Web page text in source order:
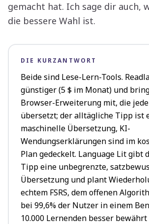
gemacht hat. Ich sage dir auch,
die bessere Wahl ist.
DIE KURZANTWORT
Beide sind Lese-Lern-Tools.
günstiger (5 $ im Monat) und
Browser-Erweiterung mit, die
übersetzt; der alltägliche Tipp ist
maschinelle Übersetzung, KI-
Wendungserklärungen sind im
Plan gedeckelt. Language Lit gibt
Tipp eine unbegrenzte,
Übersetzung und plant
echtem FSRS, dem offenen
bei 99,6% der Nutzer in einem
10.000 Lernenden besser